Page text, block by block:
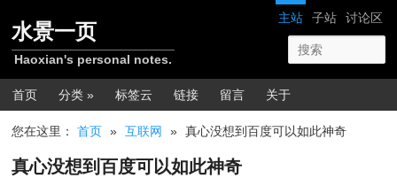
网站导航
主站 子站 讨论区
水景一页
Haoxian's personal notes.
主菜单
首页 分类 » 标签云 链接 留言 关于
您在这里：首页 » 互联网 » 真心没想到百度可以如此神奇
真心没想到百度可以如此神奇